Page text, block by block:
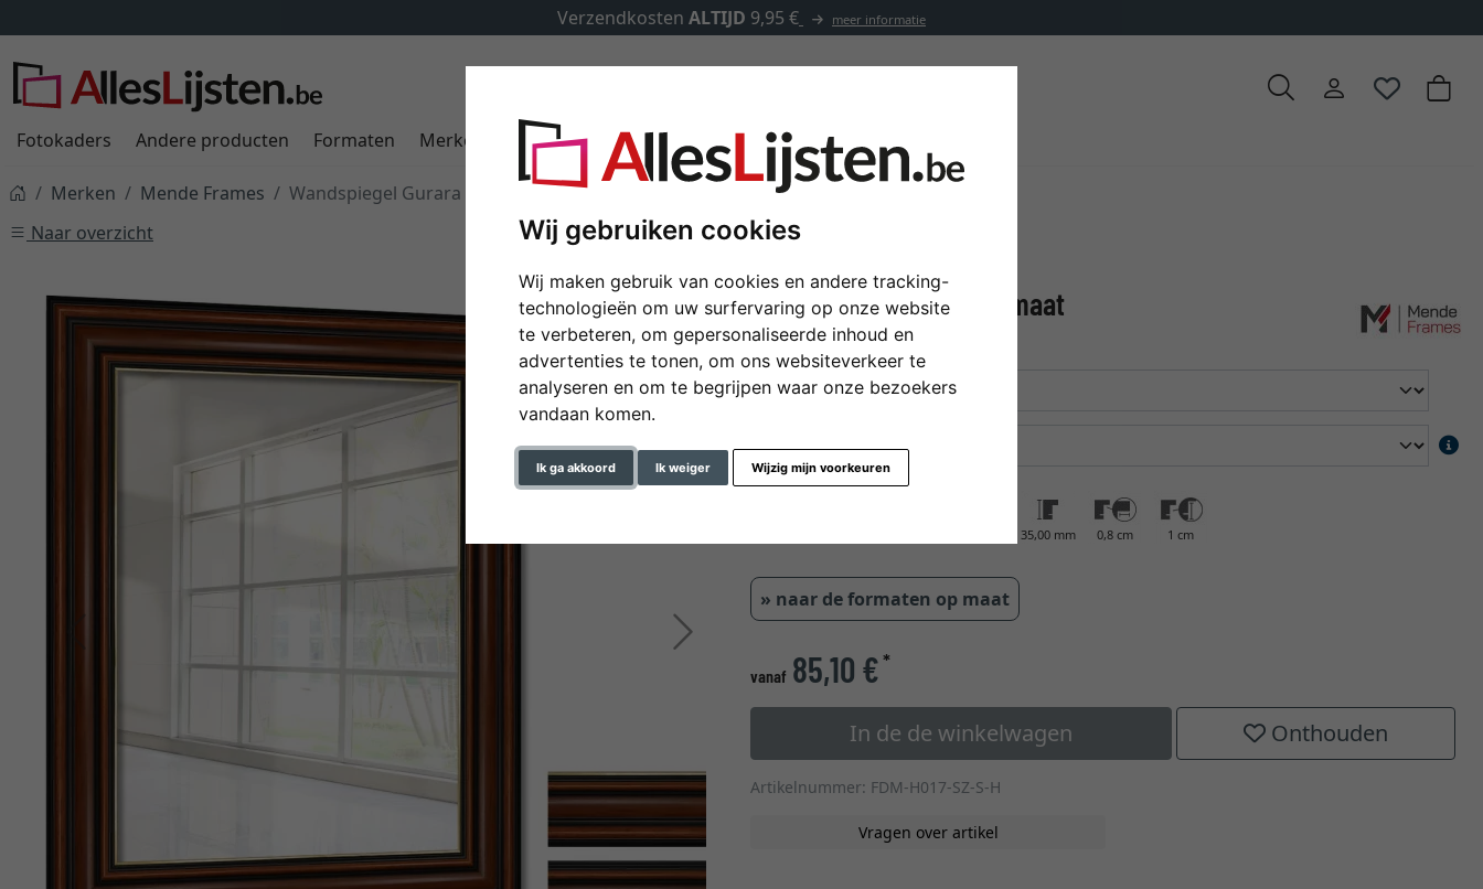
Wij gebruiken cookies
Wij maken gebruik van cookies en andere tracking-
technologieën om uw surfervaring op onze website
te verbeteren, om gepersonaliseerde inhoud en
advertenties te tonen, om ons websiteverkeer te
analyseren en om te begrijpen waar onze bezoekers
vandaan komen.
Ik ga akkoord Ik weiger Wijzig mijn voorkeuren
Verzendkosten ALTIJD 9,95 € meer informatie
Fotokaders Andere producten Formaten Merken Kaders op maat Passe-partouts Toebehoren
Merken Mende Frames
Wandspiegel Gurara op maat
Naar overzicht
Verder
Wandspiegel Gurara op maat
kleur
glastype
35,00 mm 0,8 cm 1 cm
» naar de formaten op maat
vanaf 85,10 €*
In de de winkelwagen Onthouden
Artikelnummer: FDM-H017-SZ-S-H
Vragen over artikel